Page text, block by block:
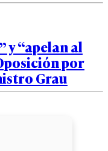
“apelan al
por
Grau